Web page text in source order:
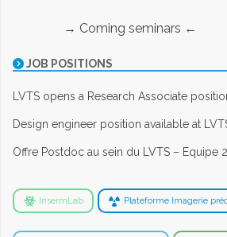
→ Coming seminars ←
JOB POSITIONS
LVTS opens a Research Associate
Design engineer position available at
Offre Postdoc au sein du LVTS – Equipe 2
InsermLab Plateforme Imagerie